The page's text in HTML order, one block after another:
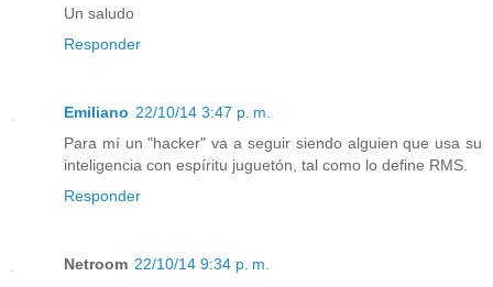
Un saludo
Responder
Emiliano 22/10/14 3:47 p. m.
Para mí un "hacker" va a seguir siendo alguien que usa su
inteligencia con espíritu juguetón, tal como lo define RMS.
Responder
Netroom 22/10/14 9:34 p. m.